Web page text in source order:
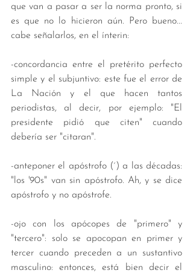
que van a pasar a ser la norma pronto, si
es que no lo hicieron aún. Pero bueno...
cabe señalarlos, en el ínterin:
-concordancia entre el pretérito perfecto
simple y el subjuntivo: este fue el error de
La Nación y el que hacen tantos
periodistas, al decir, por ejemplo: "El
presidente pidió que citen" cuando
debería ser "citaran".
-anteponer el apóstrofo (´) a las décadas:
"los '90s" van sin apóstrofo. Ah, y se dice
apóstrofo y no apóstrofe.
-ojo con los apócopes de "primero" y
"tercero": solo se apocopan en primer y
tercer cuando preceden a un sustantivo
masculino: entonces, está bien decir el